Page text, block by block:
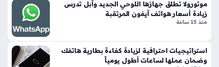
ون
ج
Z
Fo
ld
8
موتورولا تطلق جهازها اللوحي الجديد وآبل تدرس
زيادة أسعار هواتف آيفون المرتقبة
منذ 15 ساعة
استراتيجيات احترافية لزيادة كفاءة بطارية هاتفك
وضمان عملها لساعات أطول يومياً